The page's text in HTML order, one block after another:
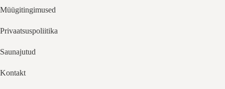
Müügitingimused
Privaatsuspoliitika
Saunajutud
Kontakt